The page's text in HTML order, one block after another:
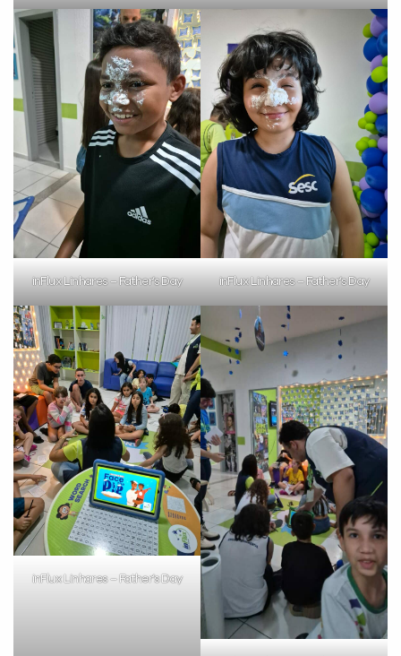
inFlux Linhares – Father’s Day inFlux Linhares – Father’s Day
inFlux Linhares – Father’s Day
Você é aluno inFlux?
Sim Não
VOLTAR